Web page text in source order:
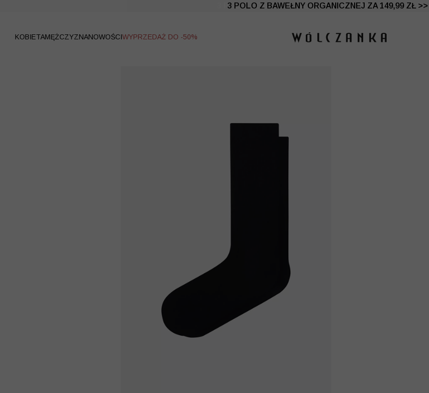
3 POLO Z BAWEŁNY ORGANICZNEJ ZA 149,99 ZŁ >>
WYPRZEDAŻ DO -50% | DODATKOWE -30% NA DRUGI I TRZECI
KOBIETAMĘŻCZYZNANOWOŚCIWYPRZEDAŻ DO -50%